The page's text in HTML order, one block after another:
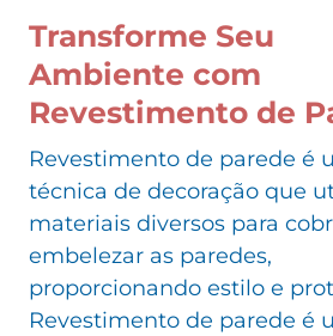
Ambiente com
Revestimento de
Revestimento de parede é
técnica de decoração que
materiais diversos para
embelezar as paredes,
proporcionando estilo e
Revestimento de parede é
excelente forma de…